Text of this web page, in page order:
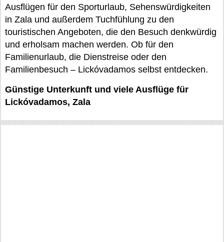
Ausflügen für den Sporturlaub, Sehenswürdigkeiten
in Zala und außerdem Tuchfühlung zu den
touristischen Angeboten, die den Besuch denkwürdig
und erholsam machen werden. Ob für den
Familienurlaub, die Dienstreise oder den
Familienbesuch – Lickóvadamos selbst entdecken.
Günstige Unterkunft und viele Ausflüge für
Lickóvadamos, Zala